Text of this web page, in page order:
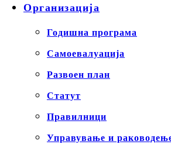
Организација
Годишна програма
Самоевалуација
Развоен план
Статут
Правилници
Управување и